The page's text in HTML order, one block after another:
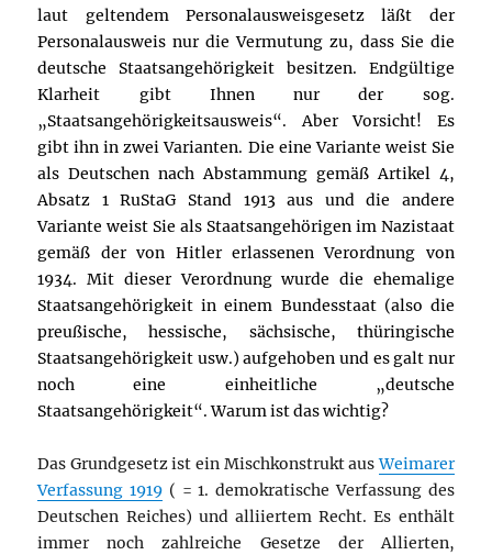
laut geltendem Personalausweisgesetz läßt der
Personalausweis nur die Vermutung zu, dass Sie die
deutsche Staatsangehörigkeit besitzen. Endgültige
Klarheit gibt Ihnen nur der sog.
„Staatsangehörigkeitsausweis“. Aber Vorsicht! Es
gibt ihn in zwei Varianten. Die eine Variante weist Sie
als Deutschen nach Abstammung gemäß Artikel 4,
Absatz 1 RuStaG Stand 1913 aus und die andere
Variante weist Sie als Staatsangehörigen im Nazistaat
gemäß der von Hitler erlassenen Verordnung von
1934. Mit dieser Verordnung wurde die ehemalige
Staatsangehörigkeit in einem Bundesstaat (also die
preußische, hessische, sächsische, thüringische
Staatsangehörigkeit usw.) aufgehoben und es galt nur
noch eine einheitliche „deutsche
Staatsangehörigkeit“. Warum ist das wichtig?
Das Grundgesetz ist ein Mischkonstrukt ausWeimarer
Verfassung 1919 ( = 1. demokratische Verfassung des
Deutschen Reiches) und alliiertem Recht. Es enthält
immer noch zahlreiche Gesetze der Allierten,